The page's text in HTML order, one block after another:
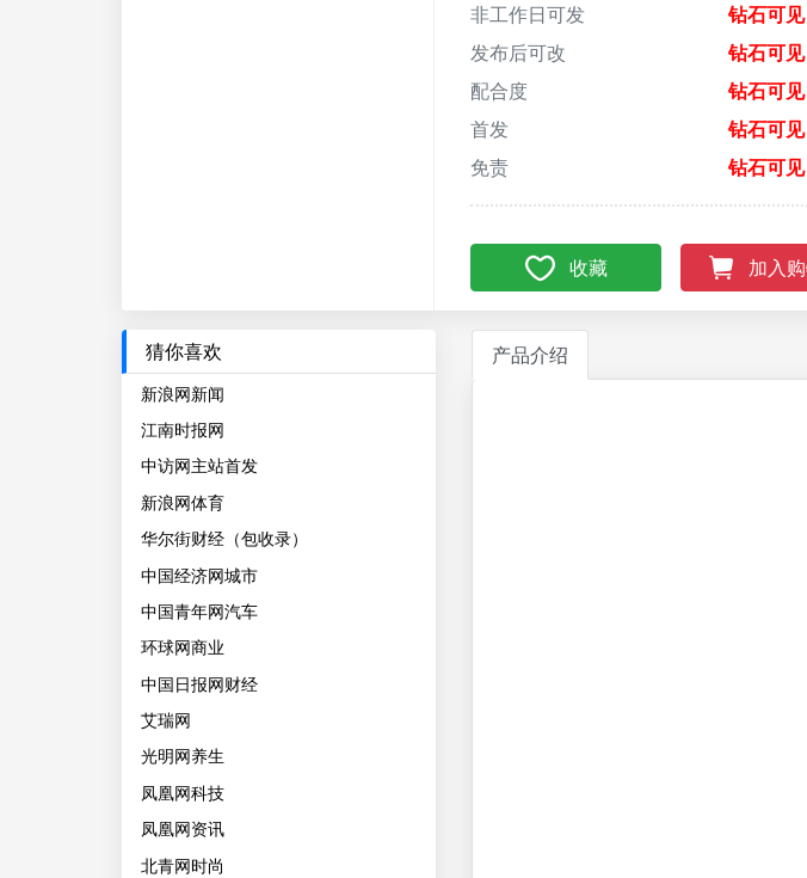
非工作日可发
钻石可见
发布后可改
钻石可见
配合度
钻石可见
首发
钻石可见
免责
钻石可见
收藏 加入
猜你喜欢
新浪网新闻
江南时报网
中访网主站首发
新浪网体育
华尔街财经（包收录）
中国经济网城市
中国青年网汽车
环球网商业
中国日报网财经
艾瑞网
光明网养生
凤凰网科技
凤凰网资讯
北青网时尚
产品介绍